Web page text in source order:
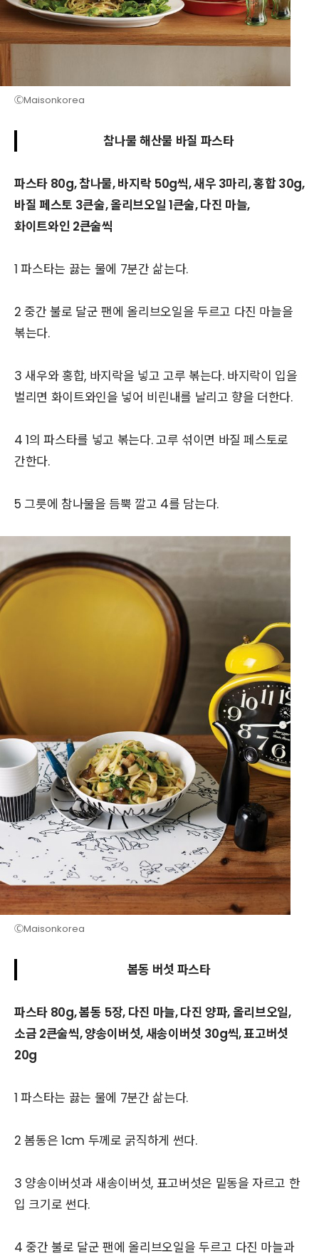
ⒸMaisonkorea
참나물 해산물 바질 파스타
파스타 80g, 참나물, 바지락 50g씩, 새우 3마리, 홍합 30g,
바질 페스토 3큰술, 올리브오일 1큰술, 다진 마늘,
화이트와인 2큰술씩
1 파스타는 끓는 물에 7분간 삶는다.
2 중간 불로 달군 팬에 올리브오일을 두르고 다진 마늘을
볶는다.
3 새우와 홍합, 바지락을 넣고 고루 볶는다. 바지락이 입을
벌리면 화이트와인을 넣어 비린내를 날리고 향을 더한다.
4 1의 파스타를 넣고 볶는다. 고루 섞이면 바질 페스토로
간한다.
5 그릇에 참나물을 듬뿍 깔고 4를 담는다.
ⒸMaisonkorea
봄동 버섯 파스타
파스타 80g, 봄동 5장, 다진 마늘, 다진 양파, 올리브오일,
소금 2큰술씩, 양송이버섯, 새송이버섯 30g씩, 표고버섯
20g
1 파스타는 끓는 물에 7분간 삶는다.
2 봄동은 1cm 두께로 굵직하게 썬다.
3 양송이버섯과 새송이버섯, 표고버섯은 밑동을 자르고 한
입 크기로 썬다.
4 중간 불로 달군 팬에 올리브오일을 두르고 다진 마늘과